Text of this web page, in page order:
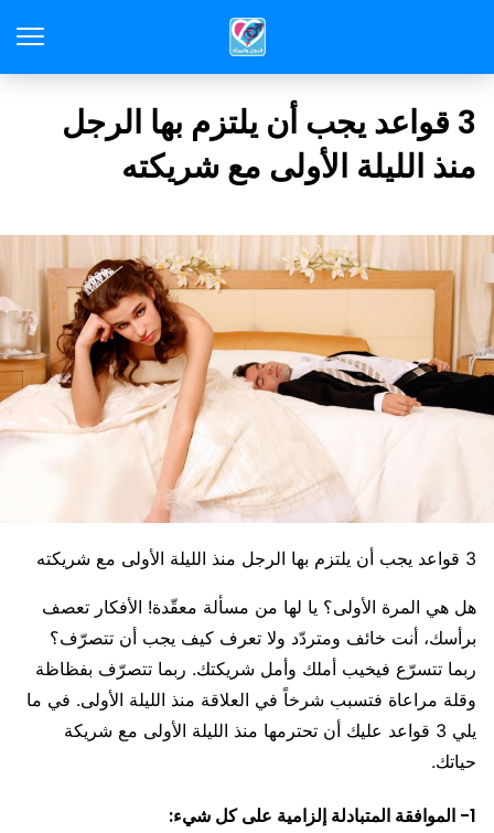
3 قواعد يجب أن يلتزم بها الرجل
منذ الليلة الأولى مع شريكته
3 قواعد يجب أن يلتزم بها الرجل منذ الليلة الأولى مع شريكته
هل هي المرة الأولى؟ يا لها من مسألة معقّدة! الأفكار تعصف
برأسك، أنت خائف ومتردّد ولا تعرف كيف يجب أن تتصرّف؟
ربما تتسرّع فيخيب أملك وأمل شريكتك. ربما تتصرّف بفظاظة
وقلة مراعاة فتسبب شرخاً في العلاقة منذ الليلة الأولى. في ما
يلي 3 قواعد عليك أن تحترمها منذ الليلة الأولى مع شريكة
حياتك.
1- الموافقة المتبادلة إلزامية على كل شيء: